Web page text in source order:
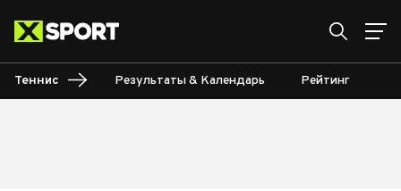
Теннис Результаты & Календарь Рейтинг